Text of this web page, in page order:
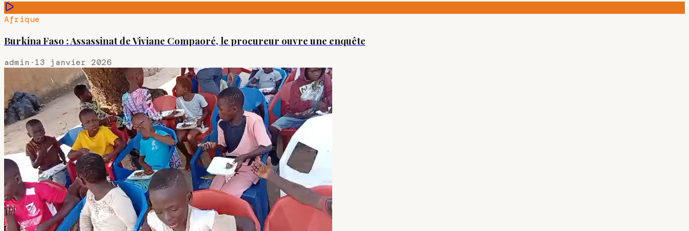
Afrique
Burkina Faso : Assassinat de Viviane Compaoré, le procureur ouvre une enquête
admin · 13 janvier 2026